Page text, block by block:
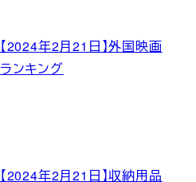
【2024年2月21日】外国映画
ランキング
【2024年2月21日】収納用品